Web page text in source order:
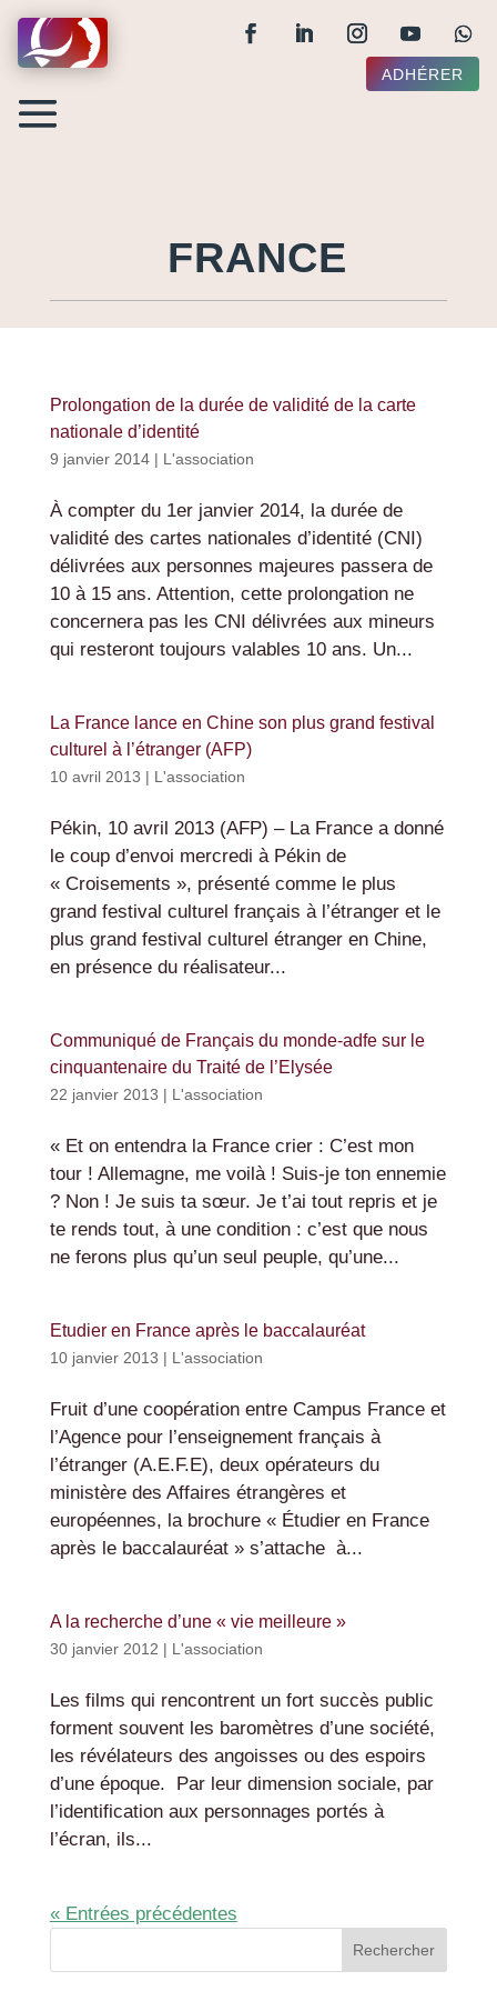
ADHÉRER
FRANCE
Prolongation de la durée de validité de la carte
nationale d’identité
9 janvier 2014| L'association
À compter du 1er janvier 2014, la durée de
validité des cartes nationales d’identité (CNI)
délivrées aux personnes majeures passera de
10 à 15 ans. Attention, cette prolongation ne
concernera pas les CNI délivrées aux mineurs
qui resteront toujours valables 10 ans. Un...
La France lance en Chine son plus grand festival
culturel à l’étranger (AFP)
10 avril 2013 | L'association
Pékin, 10 avril 2013 (AFP) – La France a donné
le coup d’envoi mercredi à Pékin de
« Croisements », présenté comme le plus
grand festival culturel français à l’étranger et le
plus grand festival culturel étranger en Chine,
en présence du réalisateur...
Communiqué de Français du monde-adfe sur le
cinquantenaire du Traité de l’Elysée
22 janvier 2013 | L'association
« Et on entendra la France crier : C’est mon
tour ! Allemagne, me voilà ! Suis-je ton ennemie
? Non ! Je suis ta sœur. Je t’ai tout repris et je
te rends tout, à une condition : c’est que nous
ne ferons plus qu’un seul peuple, qu’une...
Etudier en France après le baccalauréat
10 janvier 2013 | L'association
Fruit d’une coopération entre Campus France et
l’Agence pour l’enseignement français à
l’étranger (A.E.F.E), deux opérateurs du
ministère des Affaires étrangères et
européennes, la brochure « Étudier en France
après le baccalauréat » s’attache à...
A la recherche d’une « vie meilleure »
30 janvier 2012 | L'association
Les films qui rencontrent un fort succès public
forment souvent les baromètres d’une société,
les révélateurs des angoisses ou des espoirs
d’une époque. Par leur dimension sociale, par
l’identification aux personnages portés à
l’écran, ils...
« Entrées précédentes
Rechercher